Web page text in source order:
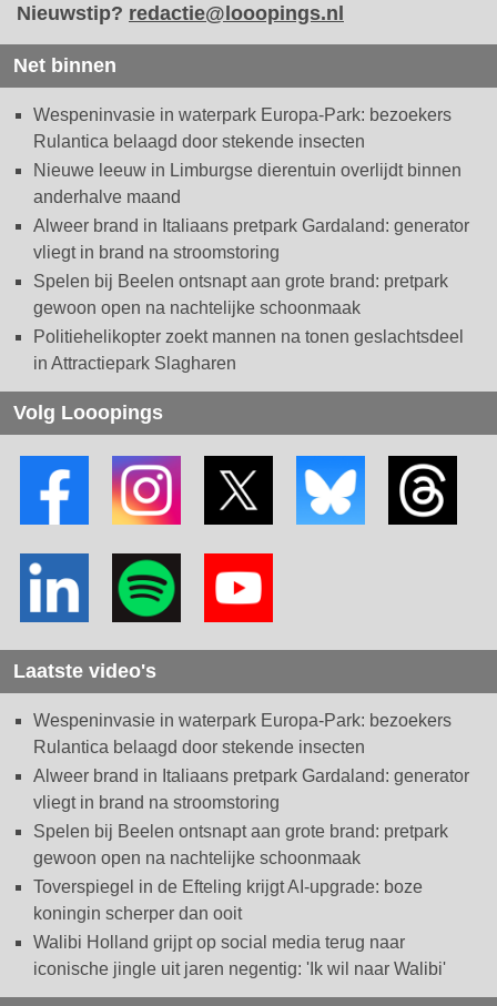
Nieuwstip? redactie@looopings.nl
Net binnen
Wespeninvasie in waterpark Europa-Park: bezoekers
Rulantica belaagd door stekende insecten
Nieuwe leeuw in Limburgse dierentuin overlijdt binnen
anderhalve maand
Alweer brand in Italiaans pretpark Gardaland: generator
vliegt in brand na stroomstoring
Spelen bij Beelen ontsnapt aan grote brand: pretpark
gewoon open na nachtelijke schoonmaak
Politiehelikopter zoekt mannen na tonen geslachtsdeel
in Attractiepark Slagharen
Volg Looopings
Laatste video's
Wespeninvasie in waterpark Europa-Park: bezoekers
Rulantica belaagd door stekende insecten
Alweer brand in Italiaans pretpark Gardaland: generator
vliegt in brand na stroomstoring
Spelen bij Beelen ontsnapt aan grote brand: pretpark
gewoon open na nachtelijke schoonmaak
Toverspiegel in de Efteling krijgt AI-upgrade: boze
koningin scherper dan ooit
Walibi Holland grijpt op social media terug naar
iconische jingle uit jaren negentig: 'Ik wil naar Walibi'